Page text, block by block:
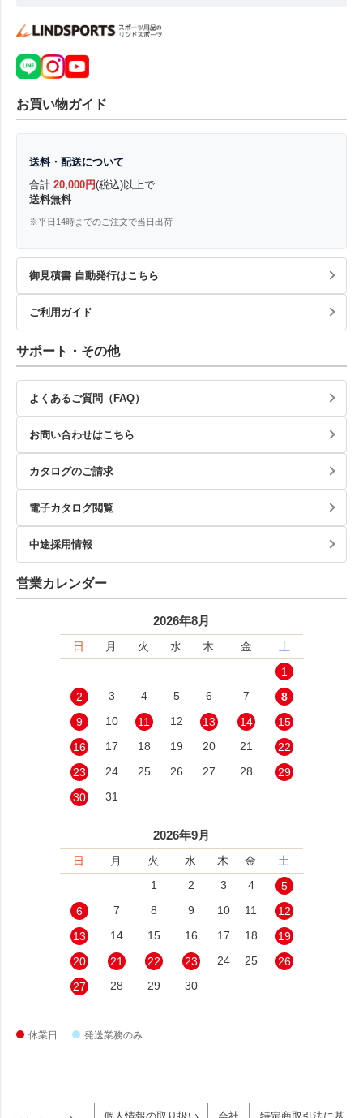
お買い物ガイド
送料・配送について
合計 20,000円(税込)以上で
送料無料
※平日14時までのご注文で当日出荷
御見積書 自動発行はこちら
ご利用ガイド
サポート・その他
よくあるご質問（FAQ）
お問い合わせはこちら
カタログのご請求
電子カタログ閲覧
中途採用情報
営業カレンダー
2026年8月
日 月 火 水 木 金
土
1
2
3 4 5 6 7
8
9
10 11 12 13 14
15
16
17 18 19 20 21
22
23
24 25 26 27 28
29
30
31
2026年9月
日 月 火 水 木 金
土
1
2 3 4
5
6
7 8 9 10 11
12
13
14 15 16 17 18
19
20
21 22 23 24 25
26
27
28 29 30
休業日 発送業務のみ